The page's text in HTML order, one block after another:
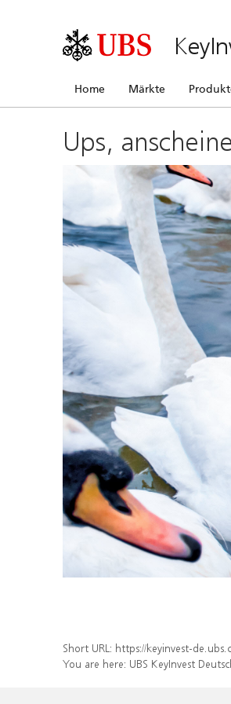
Home Märkte
Ups,
Short URL: https://keyinvest-
You are here: UBS KeyInvest